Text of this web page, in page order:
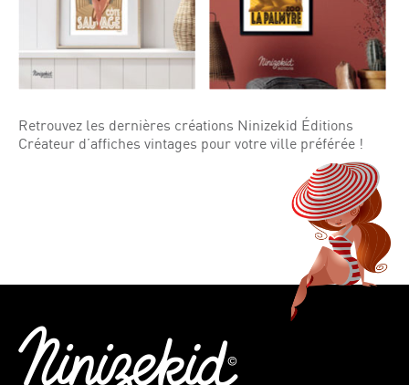
Retrouvez les dernières créations Ninizekid Éditions
Créateur d’affiches vintages pour votre ville préférée !